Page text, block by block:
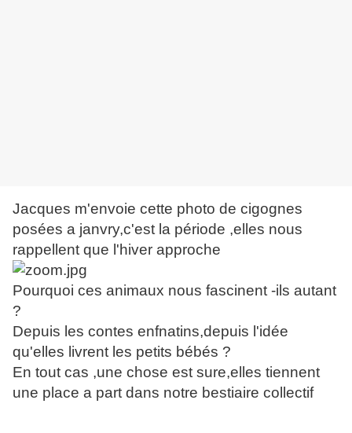
Jacques m'envoie cette photo de cigognes
posées a janvry,c'est la période ,elles nous
rappellent que l'hiver approche
Pourquoi ces animaux nous fascinent -ils autant
?
Depuis les contes enfnatins,depuis l'idée
qu'elles livrent les petits bébés ?
En tout cas ,une chose est sure,elles tiennent
une place a part dans notre bestiaire collectif